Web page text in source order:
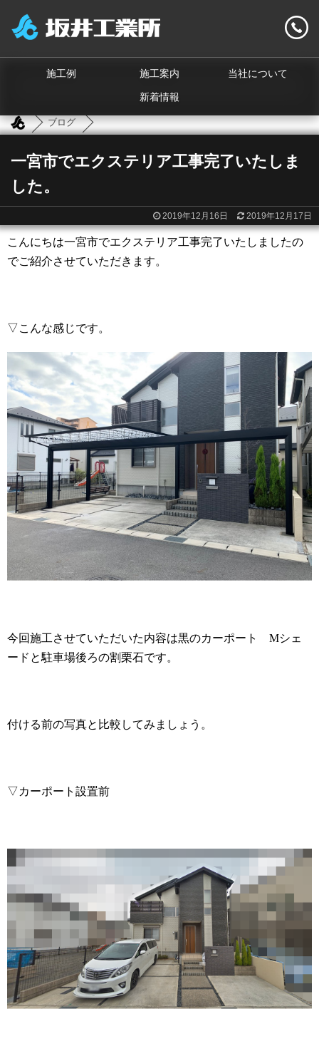
施工例 施工案内 当社について
新着情報
ブログ
一宮市でエクステリア工事完了いたしま
した。
2019年12月16日 2019年12月17日
こんにちは一宮市でエクステリア工事完了いたしましたの
でご紹介させていただきます。
▽こんな感じです。
今回施工させていただいた内容は黒のカーポート Mシェ
ードと駐車場後ろの割栗石です。
付ける前の写真と比較してみましょう。
▽カーポート設置前